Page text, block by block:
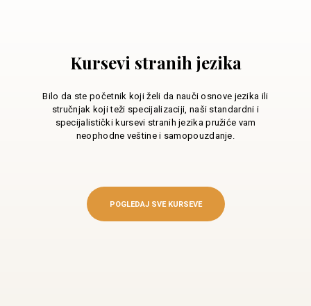
Kursevi stranih jezika
Bilo da ste početnik koji želi da nauči osnove jezika ili
stručnjak koji teži specijalizaciji, naši standardni i
specijalistički kursevi stranih jezika pružiće vam
neophodne veštine i samopouzdanje.
POGLEDAJ SVE KURSEVE